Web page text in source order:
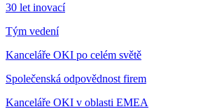
30 let inovací
Tým vedení
Kanceláře OKI po celém světě
Společenská odpovědnost firem
Kanceláře OKI v oblasti EMEA